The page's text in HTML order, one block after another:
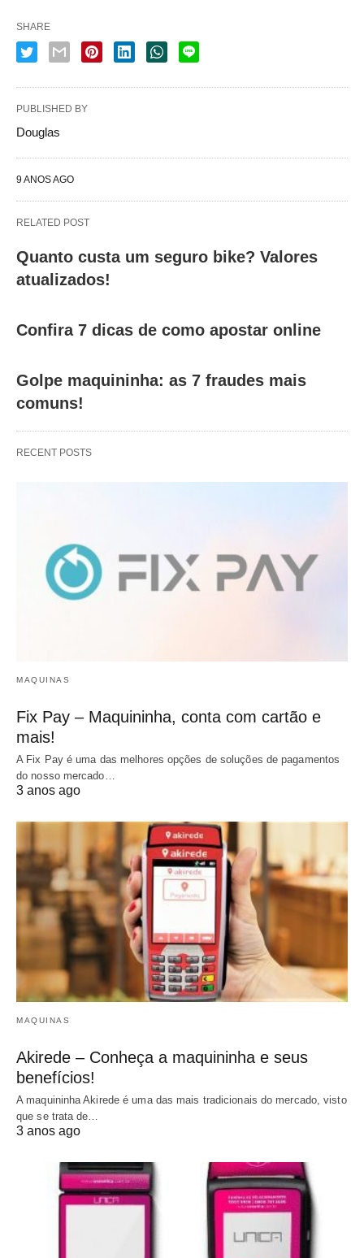
SHARE
PUBLISHED BY
Douglas
9 ANOS AGO
RELATED POST
Quanto custa um seguro bike? Valores
atualizados!
Confira 7 dicas de como apostar online
Golpe maquininha: as 7 fraudes mais
comuns!
RECENT POSTS
MAQUINAS
Fix Pay – Maquininha, conta com cartão e
mais!
A Fix Pay é uma das melhores opções de soluções de pagamentos
do nosso mercado…
3 anos ago
MAQUINAS
Akirede – Conheça a maquininha e seus
benefícios!
A maquininha Akirede é uma das mais tradicionais do mercado, visto
que se trata de…
3 anos ago